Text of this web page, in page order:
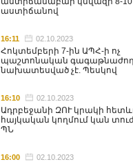
աստիճանով
16:11 02.10.2023
Հոկտեմբերի 7-ին ԱՊՀ-ի ոչ
պաշտոնական
նախատեսված չէ. Պեսկով
16:10 02.10.2023
Ադրբեջանի ԶՈՒ կրակի
հայկական կողմում կան
ՊՆ
16:00 02.10.2023